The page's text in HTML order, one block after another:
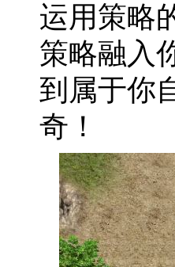
运用策略
策略融入
到属于你
奇！